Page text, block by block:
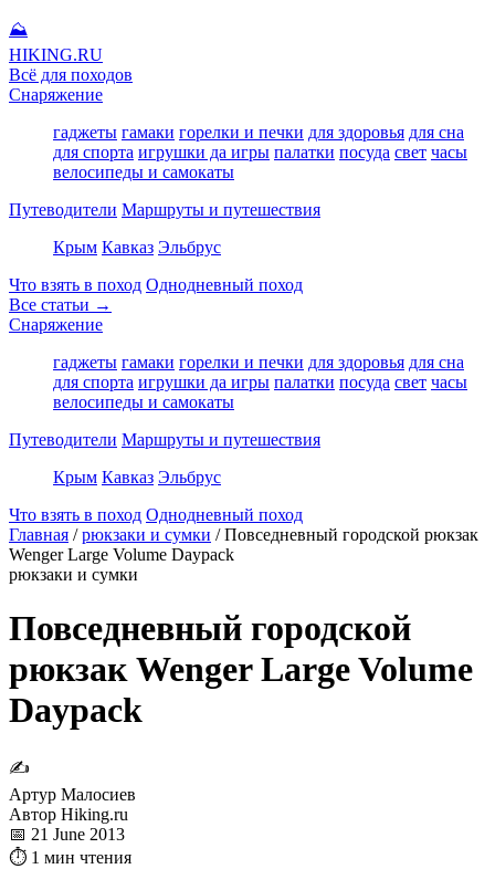
⛰
HIKING.RU
Всё для походов
Снаряжение
гаджеты гамаки горелки и печки для здоровья для сна
для спорта игрушки да игры палатки посуда свет часы
велосипеды и самокаты
Путеводители Маршруты и путешествия
Крым Кавказ Эльбрус
Что взять в поход Однодневный поход
Все статьи →
Снаряжение
гаджеты гамаки горелки и печки для здоровья для сна
для спорта игрушки да игры палатки посуда свет часы
велосипеды и самокаты
Путеводители Маршруты и путешествия
Крым Кавказ Эльбрус
Что взять в поход Однодневный поход
Главная / рюкзаки и сумки / Повседневный городской рюкзак
Wenger Large Volume Daypack
рюкзаки и сумки
Повседневный городской
рюкзак Wenger Large Volume
Daypack
✍
Артур Малосиев
Автор Hiking.ru
📅 21 June 2013
⏱ 1 мин чтения